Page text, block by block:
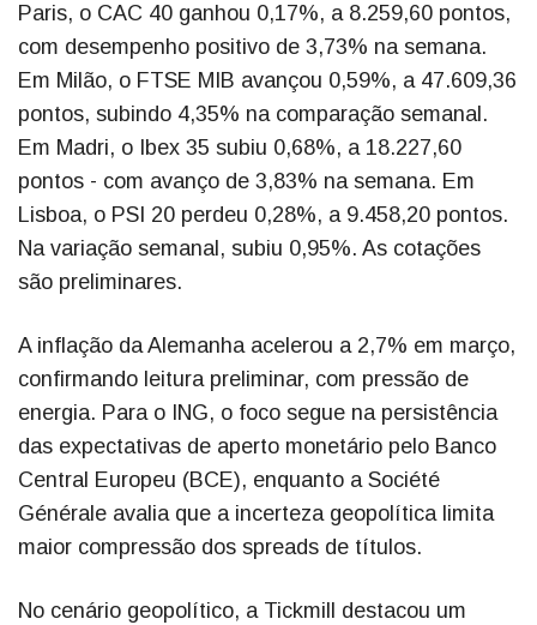
Paris, o CAC 40 ganhou 0,17%, a 8.259,60 pontos,
com desempenho positivo de 3,73% na semana.
Em Milão, o FTSE MIB avançou 0,59%, a 47.609,36
pontos, subindo 4,35% na comparação semanal.
Em Madri, o Ibex 35 subiu 0,68%, a 18.227,60
pontos - com avanço de 3,83% na semana. Em
Lisboa, o PSI 20 perdeu 0,28%, a 9.458,20 pontos.
Na variação semanal, subiu 0,95%. As cotações
são preliminares.
A inflação da Alemanha acelerou a 2,7% em março,
confirmando leitura preliminar, com pressão de
energia. Para o ING, o foco segue na persistência
das expectativas de aperto monetário pelo Banco
Central Europeu (BCE), enquanto a Société
Générale avalia que a incerteza geopolítica limita
maior compressão dos spreads de títulos.
No cenário geopolítico, a Tickmill destacou um